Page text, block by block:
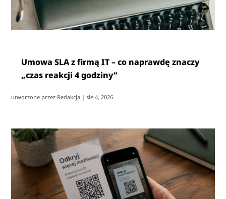
Umowa SLA z firmą IT – co naprawdę znaczy
„czas reakcji 4 godziny”
utworzone przez Redakcja |sie 4, 2026